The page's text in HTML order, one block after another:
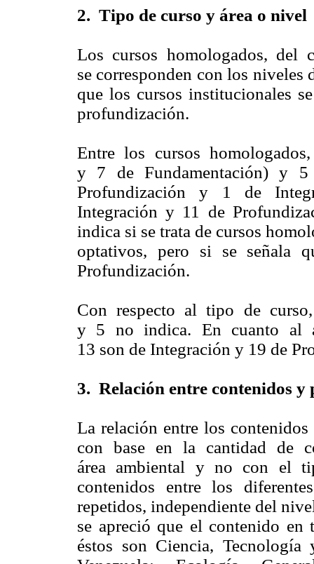
2. Tipo de curso y área o nivel
Los cursos homologados, del
se corresponden con los niveles
que los cursos institucionales
profundización.
Entre los cursos
y 7 de Fundamentación) y 5
Profundización y 1 de
Integración y 11 de
indica si se trata de cursos
optativos, pero si se señala
Profundización.
Con respecto al tipo de
y 5 no indica. En cuanto al
13 son de Integración y 19 de
3. Relación entre contenidos y
La relación entre los
con base en la cantidad de
área ambiental y no con el
contenidos entre los
repetidos, independiente del
se apreció que el contenido en
éstos son Ciencia,